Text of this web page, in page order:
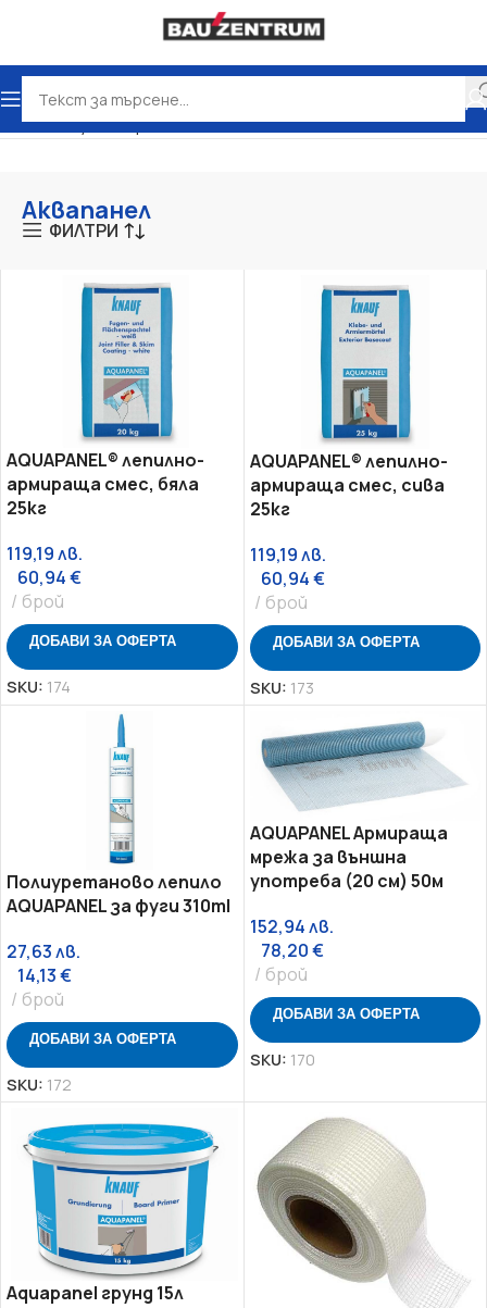
Начало Сухо строителство Аквапанел
Аквапанел
ФИЛТРИ
AQUAPANEL® лепилно­
армираща cмес, бяла
25кг
119,19лв.
60,94€
брой
ДОБАВИ ЗА ОФЕРТА
SKU: 174
AQUAPANEL® лепилно­
армираща смес, сива
25кг
119,19лв.
60,94€
брой
ДОБАВИ ЗА ОФЕРТА
SKU: 173
Полиуретаново лепило
AQUAPANEL за фуги 310ml
27,63лв.
14,13€
брой
ДОБАВИ ЗА ОФЕРТА
SKU: 172
AQUAPANEL Aрмираща
мрежа за външна
употреба (20 см) 50м
152,94лв.
78,20€
брой
ДОБАВИ ЗА ОФЕРТА
SKU: 170
Aquapanel грунд 15л